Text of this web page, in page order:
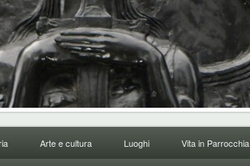
Arte e cultura Luoghi Vita in Parrocchia